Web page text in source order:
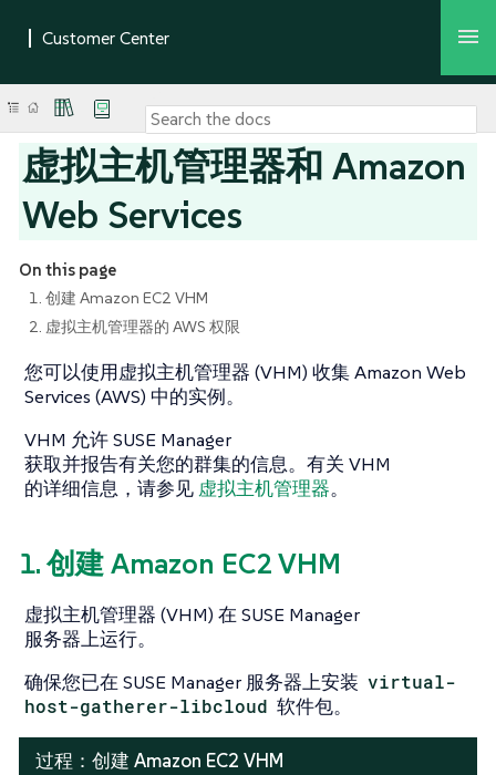
虚拟主机管理器和 Amazon
Web Services
On this page
1. 创建 Amazon EC2 VHM
2. 虚拟主机管理器的 AWS 权限
您可以使用虚拟主机管理器 (VHM) 收集 Amazon Web
Services (AWS) 中的实例。
VHM 允许 SUSE Manager
获取并报告有关您的群集的信息。有关 VHM
的详细信息，请参见 虚拟主机管理器。
1. 创建 Amazon EC2 VHM
虚拟主机管理器 (VHM) 在 SUSE Manager
服务器上运行。
确保您已在 SUSE Manager 服务器上安装 virtual-
host-gatherer-libcloud 软件包。
过程：创建 Amazon EC2 VHM